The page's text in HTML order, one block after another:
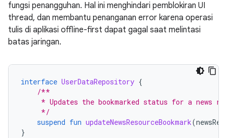
fungsi penangguhan. Hal ini menghindari pemblokiran UI
thread, dan membantu penanganan error karena operasi
tulis di aplikasi offline-first dapat gagal saat melintasi
batas jaringan.
interface UserDataRepository {
/**
* Updates the bookmarked status for a news
     */
suspend fun updateNewsResourceBookmark(
}